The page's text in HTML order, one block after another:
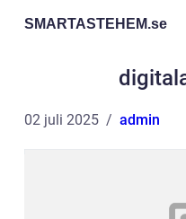
SMARTASTEHEM.se
02 juli 2025 admin